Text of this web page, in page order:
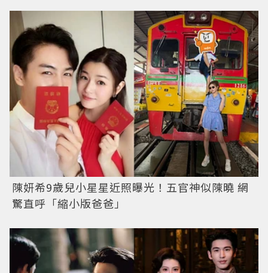
陳妍希9歲兒小星星近照曝光！五官神似陳曉 網
驚直呼「縮小版爸爸」